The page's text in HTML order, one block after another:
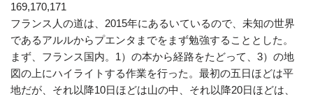
169,170,171
フランス人の道は、2015年にあるいているので、未知の世界
であるアルルからプエンタまでをまず勉強することとした。
まず、フランス国内。1）の本から経路をたどって、3）の地
図の上にハイライトする作業を行った。最初の五日ほどは平
地だが、それ以降10日ほどは山の中、それ以降20日ほどは、